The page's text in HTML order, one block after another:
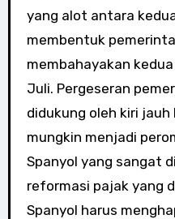
yang alot antara
membentuk
membahayakan
Juli. Pergeseran
didukung oleh kiri
mungkin menjadi
Spanyol yang sangat
reformasi pajak yang
Spanyol harus